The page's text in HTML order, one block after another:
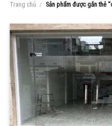
Trang chủ / Sản phẩm được gắn thẻ